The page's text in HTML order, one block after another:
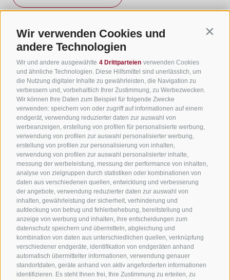
Wir verwenden Cookies und
andere Technologien
Wir und andere ausgewählte 4 Drittparteien verwenden Cookies
und ähnliche Technologien. Diese Hilfsmittel sind unerlässlich, um
die Nutzung digitaler Inhalte zu gewährleisten, die Navigation zu
verbessern und, vorbehaltlich Ihrer Zustimmung, zu Werbezwecken.
Wir können Ihre Daten zum Beispiel für folgende Zwecke
verwenden: speichern von oder zugriff auf informationen auf einem
endgerät, verwendung reduzierter daten zur auswahl von
werbeanzeigen, erstellung von profilen für personalisierte werbung,
verwendung von profilen zur auswahl personalisierter werbung,
erstellung von profilen zur personalisierung von inhalten,
verwendung von profilen zur auswahl personalisierter inhalte,
messung der werbeleistung, messung der performance von inhalten,
analyse von zielgruppen durch statistiken oder kombinationen von
daten aus verschiedenen quellen, entwicklung und verbesserung
der angebote, verwendung reduzierter daten zur auswahl von
inhalten, gewährleistung der sicherheit, verhinderung und
aufdeckung von betrug und fehlerbehebung, bereitstellung und
anzeige von werbung und inhalten, ihre entscheidungen zum
datenschutz speichern und übermitteln, abgleichung und
kombination von daten aus unterschiedlichen quellen, verknüpfung
verschiedener endgeräte, identifikation von endgeräten anhand
automatisch übermittelter informationen, verwendung genauer
standortdaten, geräte anhand von aktiv angeforderten informationen
identifizieren. Es steht Ihnen frei, Ihre Zustimmung zu erteilen, zu
Nützliche Links
Alle Unterkünfte
Hotels in Jenesien
Camping in Jenesien
Ferienwohnungen in Jenesien
B&B - Gästezimmervermieter
Urlaub auf dem Bauernhof
Südtirol Apps für unterwegs
Jobs
Jenesien auch in der Ferne immer ganz nah - mit
Melde dich jetzt an und hol dir die neuesten Infos zu
unserer sanften Ferienregion direkt nach Hause.
Wir freuen uns auf dich!
Jetzt anmelden!